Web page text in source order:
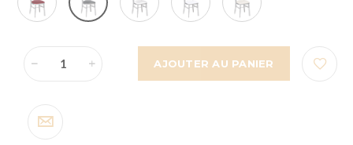
AJOUTER AU PANIER